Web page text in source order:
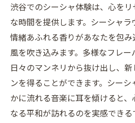
渋谷でのシーシャ体験は、心を
な時間を提供します。シーシャ
情緒あふれる香りがあなたを包
風を吹き込みます。多様なフレー
日々のマンネリから抜け出し、
ンを得ることができます。シー
かに流れる音楽に耳を傾けると
なる平和が訪れるのを実感でき